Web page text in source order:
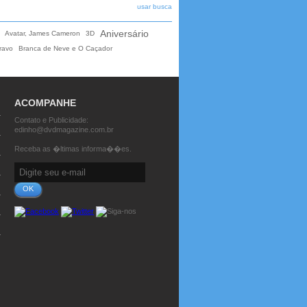
usar busca
Avatar, James Cameron 3D Aniversário
Branca de Neve e O Caçador
ACOMPANHE
Contato e Publicidade:
edinho@dvdmagazine.com.br
Receba as �ltimas informa��es.
OK